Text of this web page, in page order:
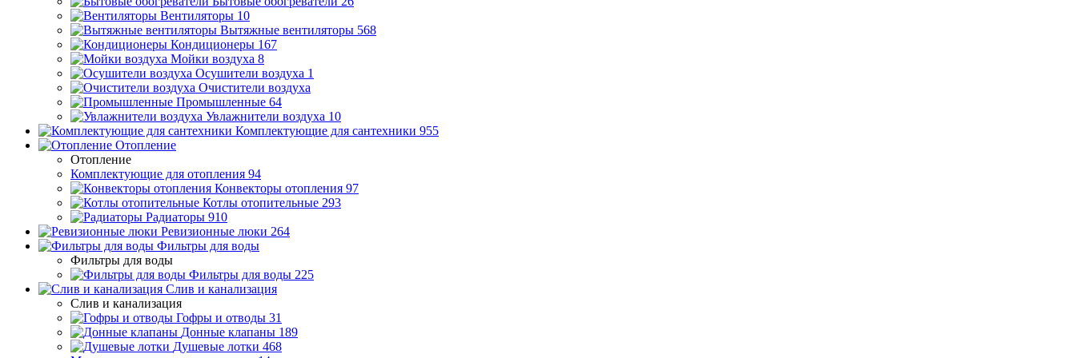
Вентиляторы 10
Вытяжные вентиляторы 568
Кондиционеры 167
Мойки воздуха 8
Осушители воздуха 1
Очистители воздуха
Промышленные 64
Увлажнители воздуха 10
Комплектующие для сантехники 955
Отопление
Отопление
Комплектующие для отопления 94
Конвекторы отопления 97
Котлы отопительные 293
Радиаторы 910
Ревизионные люки 264
Фильтры для воды
Фильтры для воды
Фильтры для воды 225
Слив и канализация
Слив и канализация
Гофры и отводы 31
Донные клапаны 189
Душевые лотки 468